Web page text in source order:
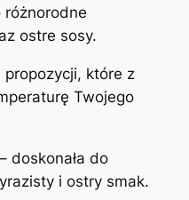
różnorodne
ostre sosy.
które z
Twojego
doskonała do
i ostry smak.